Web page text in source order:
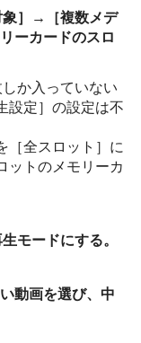
］ →
［複数メデ
ーカードのスロ
か入っていない
設定］ の設定は不
［全スロット］ に
ットのメモリーカ
モードにする。
動画を選び、中